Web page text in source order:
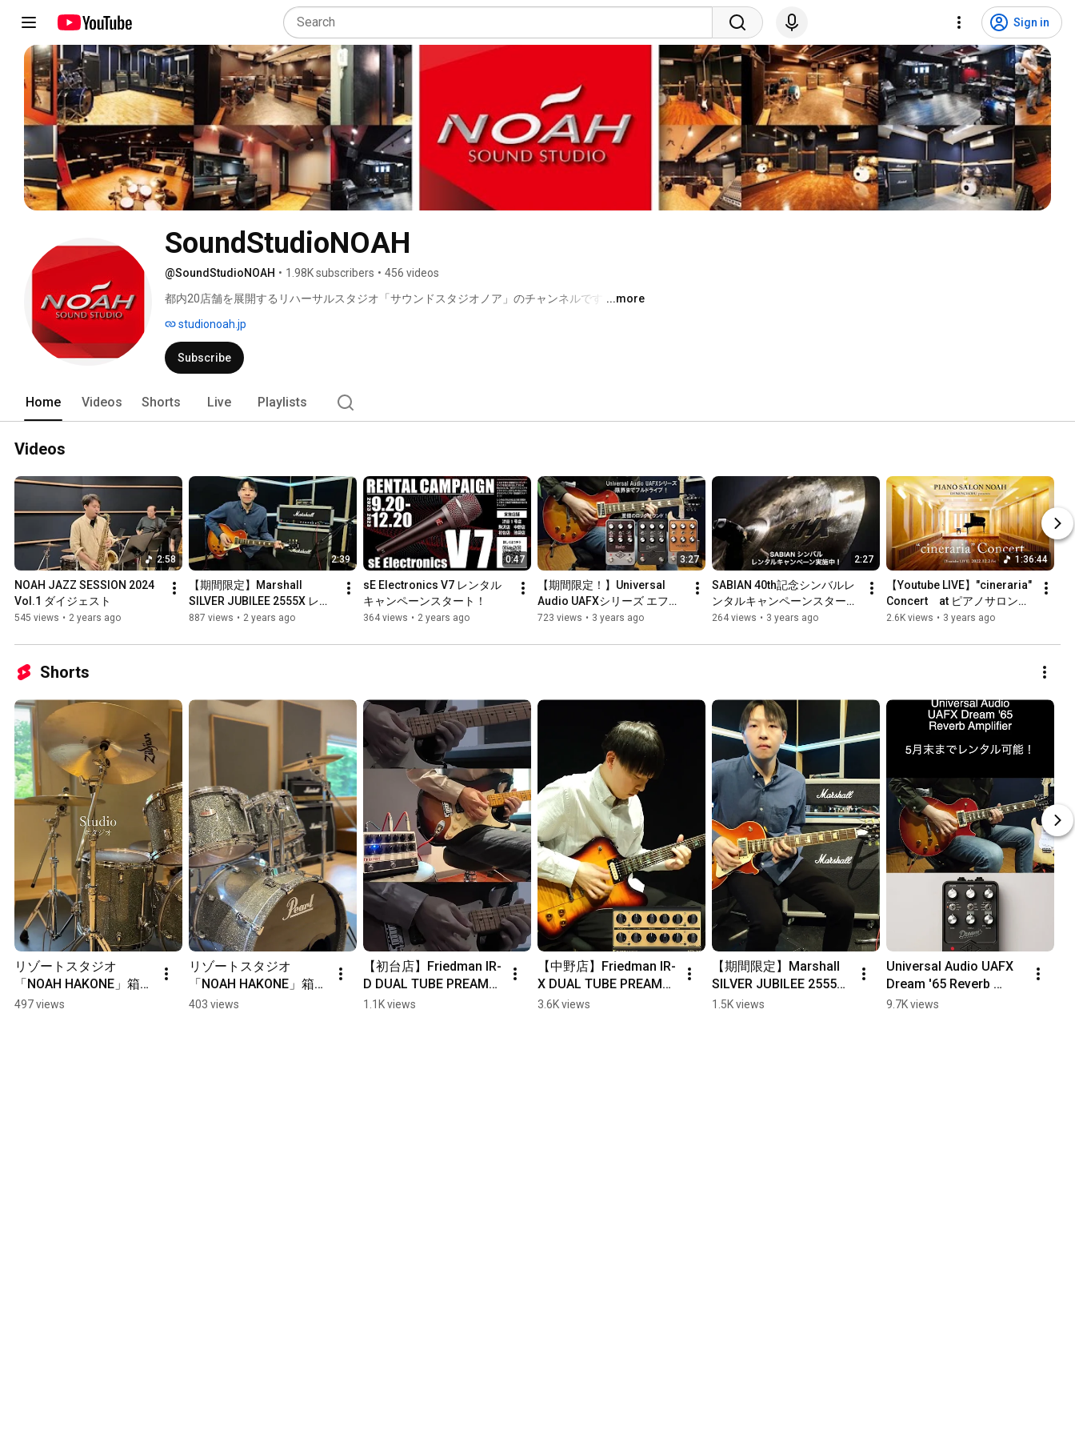
Sign in
SoundStudioNOAH
@SoundStudioNOAH • 1.98K subscribers • 456 videos
都内20店舗を展開するリハーサルスタジオ「サウンドスタジオノア」のチャンネルです。 ...more
studionoah.jp
Subscribe
Home Videos Shorts Live Playlists
Videos
2:58
NOAH JAZZ SESSION 2024
Vol.1 ダイジェスト
545 views • 2 years ago
2:39
【期間限定】Marshall
SILVER JUBILEE 2555X レン
タルスタート！
887 views • 2 years ago
0:47
sE Electronics V7 レンタル
キャンペーンスタート！
364 views • 2 years ago
3:27
【期間限定！】Universal
Audio UAFXシリーズ エフェ
クターレンタルキャンペー
723 views • 3 years ago
2:27
SABIAN 40th記念シンバルレ
ンタルキャンペーンスター
ト！
264 views • 3 years ago
1:36:44
【Youtube LIVE】"cineraria"
Concert　at ピアノサロンノ
ア田園調布
2.6K views • 3 years ago
Shorts
リゾートスタジオ
「NOAH HAKONE」箱
根・仙石原の音楽スタ
497 views
リゾートスタジオ
「NOAH HAKONE」箱
根・仙石原の音楽スタ
403 views
【初台店】Friedman IR-
D DUAL TUBE PREAMP
レンタル開始！
1.1K views
【中野店】Friedman IR-
X DUAL TUBE PREAMP
レンタル開始！
3.6K views
【期間限定】Marshall
SILVER JUBILEE 2555X
レンタルキャンペー
1.5K views
Universal Audio UAFX
Dream '65 Reverb
Amplifier 期間限定レン
9.7K views